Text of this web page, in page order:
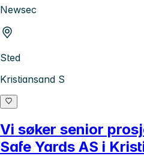
Newsec
Sted
Kristiansand S
Vi søker senior
Safe Yards AS i